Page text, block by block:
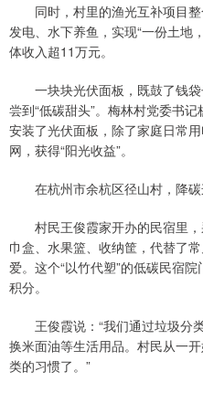
同时，村里的渔光互补项目整
发电、水下养鱼，实现“一份土地
体收入超11万元。
一块块光伏面板，既鼓了钱袋
尝到“低碳甜头”。梅林村党委书
安装了光伏面板，除了家庭日常
网，获得“阳光收益”。
在杭州市余杭区径山村，降碳
村民王俊霞家开办的民宿里，
巾盒、水果篮、收纳筐，代替了
爱。这个“以竹代塑”的低碳民宿
积分。
王俊霞说：“我们通过垃圾分
换米面油等生活用品。村民从一
类的习惯了。”